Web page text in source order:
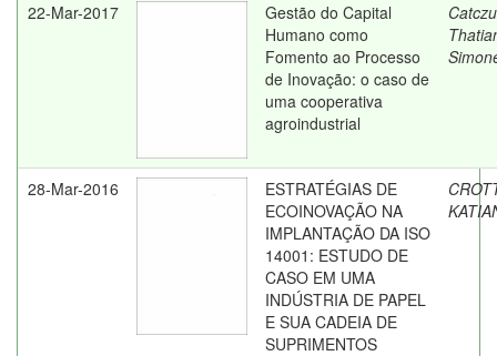
22-Mar-2017
Gestão do Capital
Humano como
Fomento ao Processo
de Inovação: o caso de
uma cooperativa
agroindustrial
28-Mar-2016
ESTRATÉGIAS DE
ECOINOVAÇÃO NA
IMPLANTAÇÃO DA ISO
14001: ESTUDO DE
CASO EM UMA
INDÚSTRIA DE PAPEL
E SUA CADEIA DE
SUPRIMENTOS